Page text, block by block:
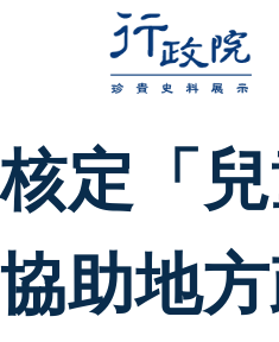
內
容
核定「
協助地